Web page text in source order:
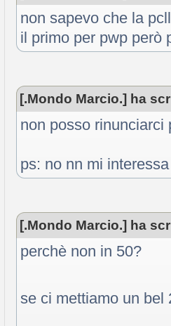
non sapevo che la
il primo per pwp però
[.Mondo Marcio.] ha
non posso rinunciarci
ps: no nn mi
[.Mondo Marcio.] ha
perchè non in 50?
se ci mettiamo un